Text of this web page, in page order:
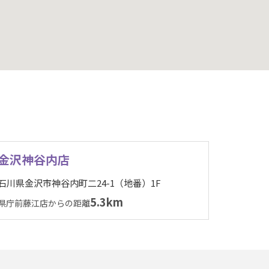
沢神谷内店
川県金沢市神谷内町二24-1（地番）1F
庁前藤江店からの距離5.3km